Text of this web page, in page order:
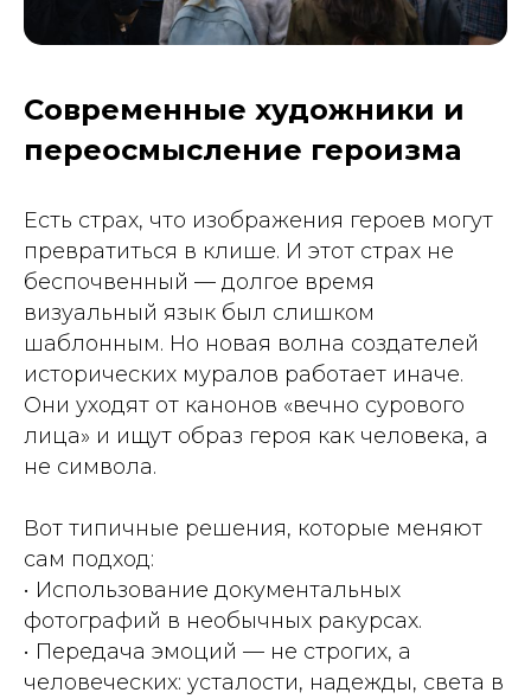
Современные художники и
переосмысление героизма
Есть страх, что изображения героев могут
превратиться в клише. И этот страх не
беспочвенный — долгое время
визуальный язык был слишком
шаблонным. Но новая волна создателей
исторических муралов работает иначе.
Они уходят от канонов «вечно сурового
лица» и ищут образ героя как человека, а
не символа.
Вот типичные решения, которые меняют
сам подход:
• Использование документальных
фотографий в необычных ракурсах.
• Передача эмоций — не строгих, а
человеческих: усталости, надежды, света в